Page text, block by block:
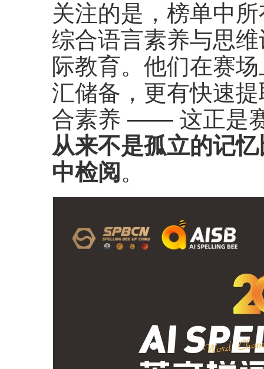
关注的是，榜单中
综合语言素养与思
际教育。他们在赛
汇储备，更有快速
合素养 —— 这正是
从来不是孤立的记
中检阅 。